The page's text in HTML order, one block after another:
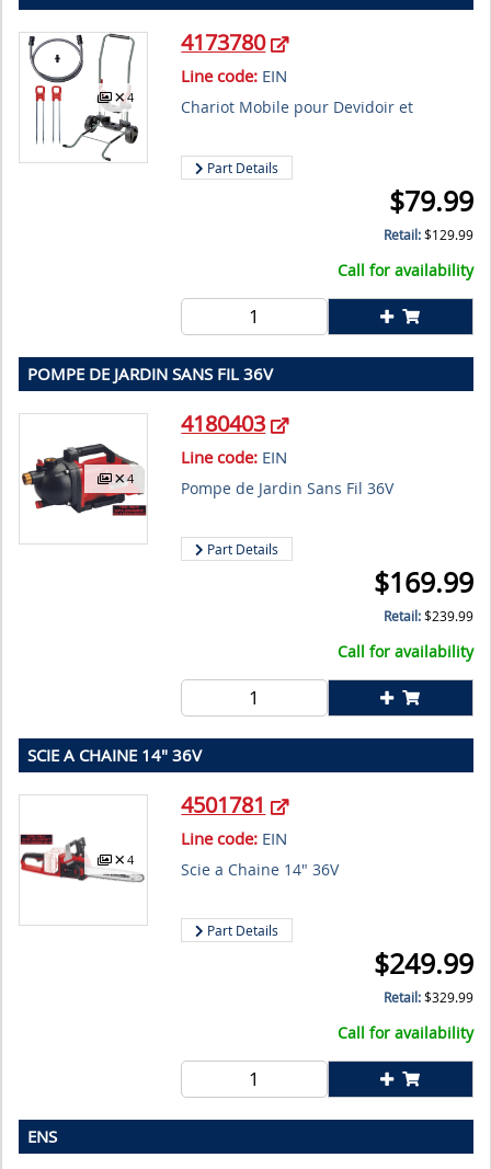
4
4173780
Line code: EIN
Chariot Mobile pour Devidoir et
Part Details
$79.99
Retail:$129.99
Call for availability
POMPE DE JARDIN SANS FIL 36V
4
4180403
Line code: EIN
Pompe de Jardin Sans Fil 36V
Part Details
$169.99
Retail:$239.99
Call for availability
SCIE A CHAINE 14" 36V
4
4501781
Line code: EIN
Scie a Chaine 14" 36V
Part Details
$249.99
Retail:$329.99
Call for availability
ENS